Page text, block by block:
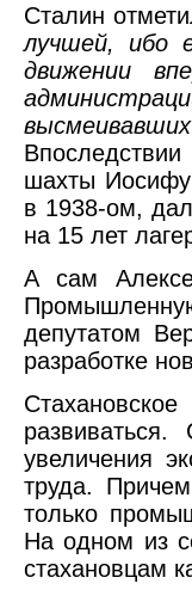
Сталин
лучшей, ибо
движении
шахты Иосифу
в 1938-ом,
на 15 лет
А сам
депутатом
разработке
увеличения
труда.
только
На одном из
стахановцам